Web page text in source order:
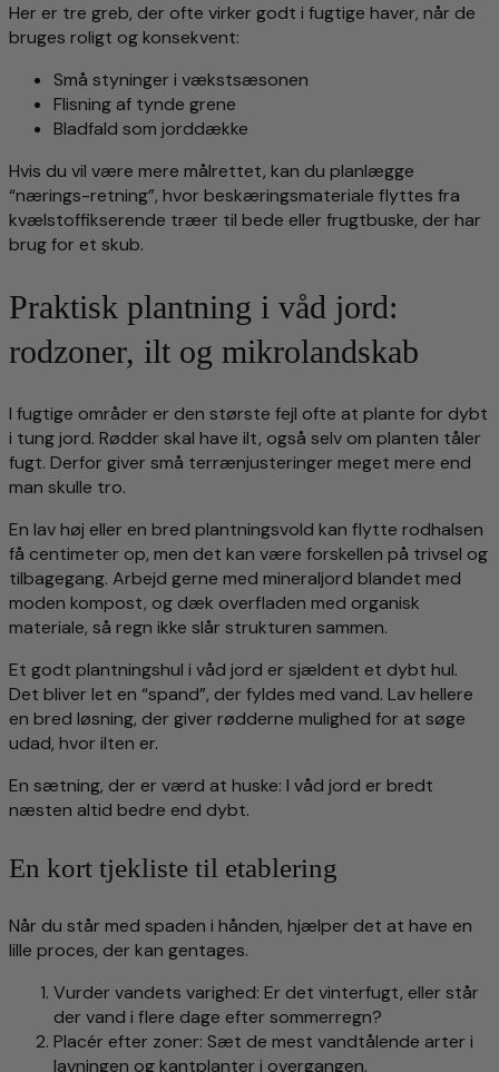
Her er tre greb, der ofte virker godt i fugtige haver, når de
bruges roligt og konsekvent:
Små styninger i vækstsæsonen
Flisning af tynde grene
Bladfald som jorddække
Hvis du vil være mere målrettet, kan du planlægge
“nærings-retning”, hvor beskæringsmateriale flyttes fra
kvælstoffikserende træer til bede eller frugtbuske, der har
brug for et skub.
Praktisk plantning i våd jord:
rodzoner, ilt og mikrolandskab
I fugtige områder er den største fejl ofte at plante for dybt
i tung jord. Rødder skal have ilt, også selv om planten tåler
fugt. Derfor giver små terrænjusteringer meget mere end
man skulle tro.
En lav høj eller en bred plantningsvold kan flytte rodhalsen
få centimeter op, men det kan være forskellen på trivsel og
tilbagegang. Arbejd gerne med mineraljord blandet med
moden kompost, og dæk overfladen med organisk
materiale, så regn ikke slår strukturen sammen.
Et godt plantningshul i våd jord er sjældent et dybt hul.
Det bliver let en “spand”, der fyldes med vand. Lav hellere
en bred løsning, der giver rødderne mulighed for at søge
udad, hvor ilten er.
En sætning, der er værd at huske: I våd jord er bredt
næsten altid bedre end dybt.
En kort tjekliste til etablering
Når du står med spaden i hånden, hjælper det at have en
lille proces, der kan gentages.
Vurder vandets varighed: Er det vinterfugt, eller står
der vand i flere dage efter sommerregn?
Placér efter zoner: Sæt de mest vandtålende arter i
lavningen og kantplanter i overgangen.